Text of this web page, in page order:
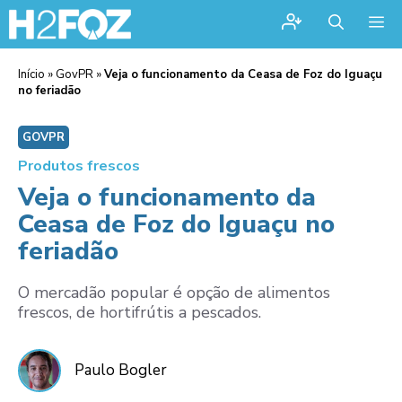
Início » GovPR »Veja o funcionamento da Ceasa de Foz do Iguaçu
no feriadão
GOVPR
Produtos frescos
Veja o funcionamento da
Ceasa de Foz do Iguaçu no
feriadão
O mercadão popular é opção de alimentos
frescos, de hortifrútis a pescados.
Paulo Bogler